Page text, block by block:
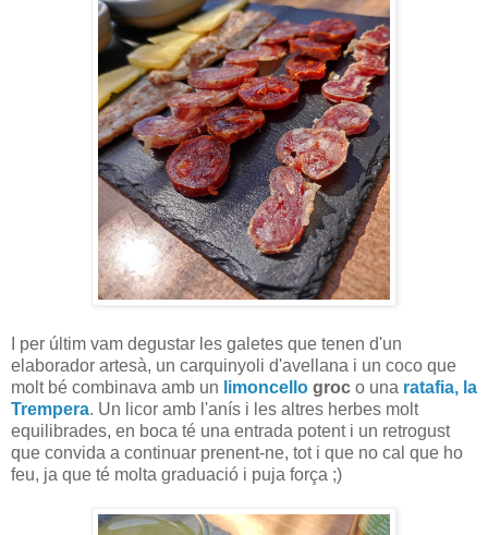
I per últim vam degustar les galetes que tenen d'un
elaborador artesà, un carquinyoli d'avellana i un coco que
molt bé combinava amb un limoncello groc o una ratafia, la
Trempera. Un licor amb l'anís i les altres herbes molt
equilibrades, en boca té una entrada potent i un retrogust
que convida a continuar prenent-ne, tot i que no cal que ho
feu, ja que té molta graduació i puja força ;)